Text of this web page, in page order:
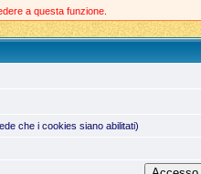
a questa funzione.
che i cookies siano abilitati)